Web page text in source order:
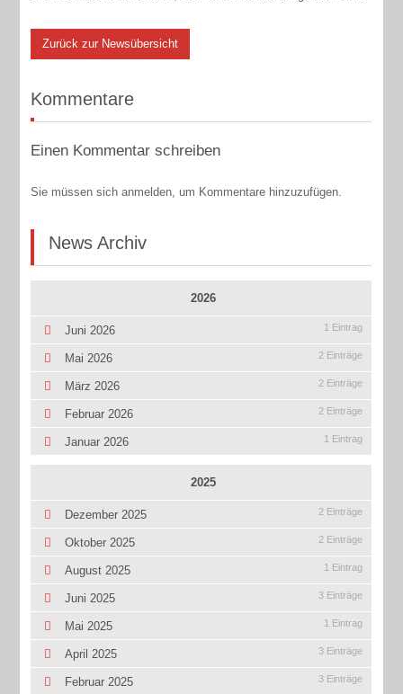
Zurück zur Newsübersicht
Kommentare
Einen Kommentar schreiben
Sie müssen sich anmelden, um Kommentare hinzuzufügen.
News Archiv
2026
Juni 2026 1 Eintrag
Mai 2026 2 Einträge
März 2026 2 Einträge
Februar 2026 2 Einträge
Januar 2026 1 Eintrag
2025
Dezember 2025 2 Einträge
Oktober 2025 2 Einträge
August 2025 1 Eintrag
Juni 2025 3 Einträge
Mai 2025 1 Eintrag
April 2025 3 Einträge
Februar 2025 3 Einträge